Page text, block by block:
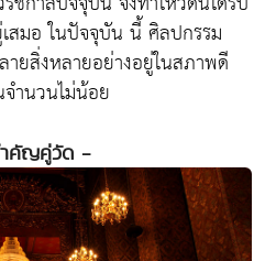
สมอ ในปัจจุบัน นี้ ศิลปกรรม
ยสิ่งหลายอย่างอยู่ในสภาพดี
ำนวนไม่น้อย
คัญคู่วัด -